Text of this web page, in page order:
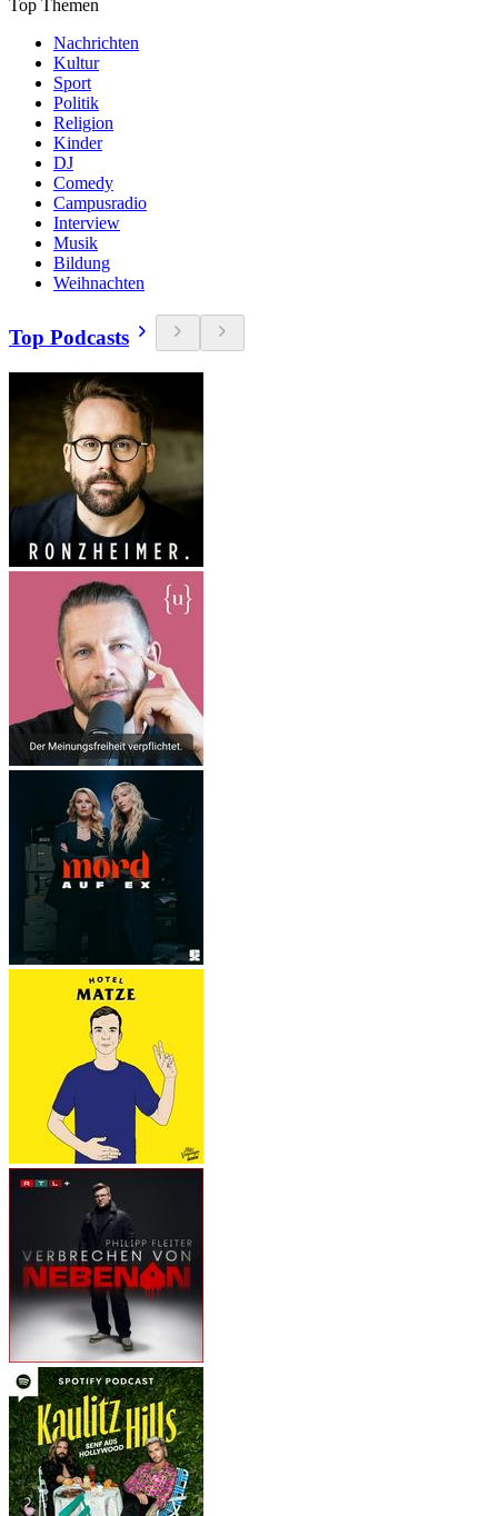
Top Themen
Nachrichten
Kultur
Sport
Politik
Religion
Kinder
DJ
Comedy
Campusradio
Interview
Musik
Bildung
Weihnachten
Top Podcasts